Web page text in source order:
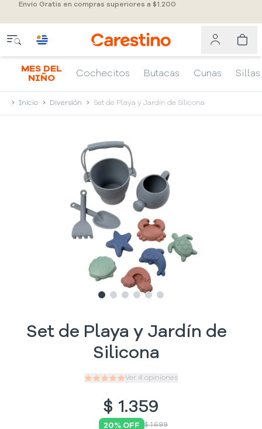
Envío Gratis en compras superiores a $1.200
MES DEL
NIÑO
Cochecitos Butacas Cunas Sillas
Inicio Diversión Set de Playa y Jardín de Silicona
Slide1
Slide2
Slide3
Slide4
SlideSlide
Set de Playa y Jardín de
Silicona
Ver 4 opiniones
$ 1.359
20% OFF $ 1.699